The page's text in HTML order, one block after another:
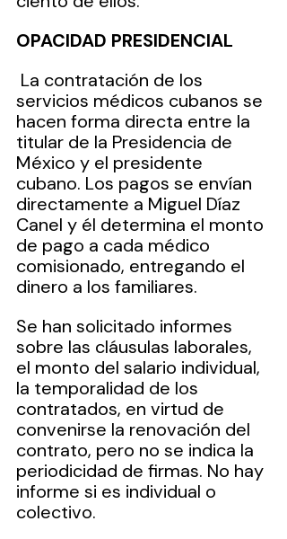
OPACIDAD PRESIDENCIAL
La contratación de los
servicios médicos cubanos se
hacen forma directa entre la
titular de la Presidencia de
México y el presidente
cubano. Los pagos se envían
directamente a Miguel Díaz
Canel y él determina el monto
de pago a cada médico
comisionado, entregando el
dinero a los familiares.
Se han solicitado informes
sobre las cláusulas laborales,
el monto del salario individual,
la temporalidad de los
contratados, en virtud de
convenirse la renovación del
contrato, pero no se indica la
periodicidad de firmas. No hay
informe si es individual o
colectivo.